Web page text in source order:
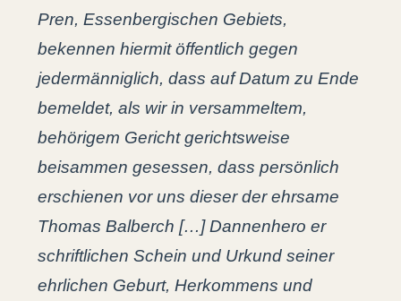
Pren, Essenbergischen Gebiets,
bekennen hiermit öffentlich gegen
jedermänniglich, dass auf Datum zu Ende
bemeldet, als wir in versammeltem,
behörigem Gericht gerichtsweise
beisammen gesessen, dass persönlich
erschienen vor uns dieser der ehrsame
Thomas Balberch […] Dannenhero er
schriftlichen Schein und Urkund seiner
ehrlichen Geburt, Herkommens und